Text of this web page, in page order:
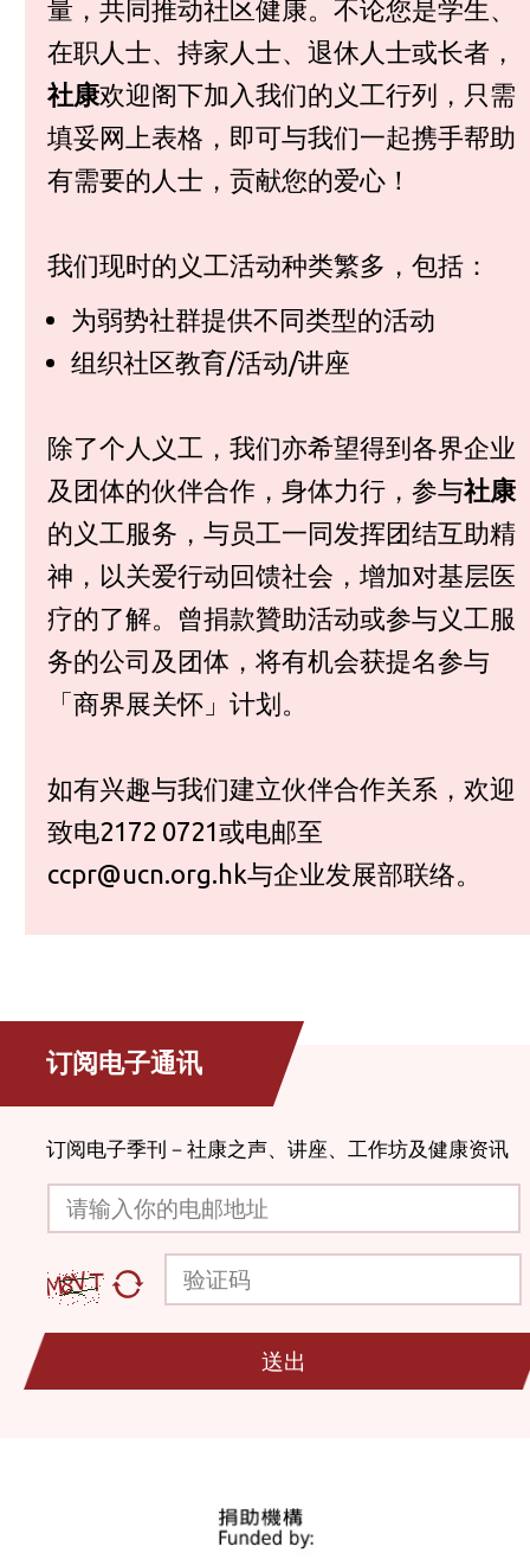
量，共同推动社区健康。不论您是学生、
在职人士、持家人士、退休人士或长者，
社康欢迎阁下加入我们的义工行列，只需
填妥网上表格，即可与我们一起携手帮助
有需要的人士，贡献您的爱心！
我们现时的义工活动种类繁多，包括：
为弱势社群提供不同类型的活动
组织社区教育/活动/讲座
除了个人义工，我们亦希望得到各界企业
及团体的伙伴合作，身体力行，参与社康
的义工服务，与员工一同发挥团结互助精
神，以关爱行动回馈社会，增加对基层医
疗的了解。曾捐款贊助活动或参与义工服
务的公司及团体，将有机会获提名参与
「商界展关怀」计划。
如有兴趣与我们建立伙伴合作关系，欢迎
致电2172 0721或电邮至
ccpr@ucn.org.hk与企业发展部联络。
订阅电子通讯
订阅电子季刊－社康之声、讲座、工作坊及健康资讯
请输入你的电邮地址
验证码
送出